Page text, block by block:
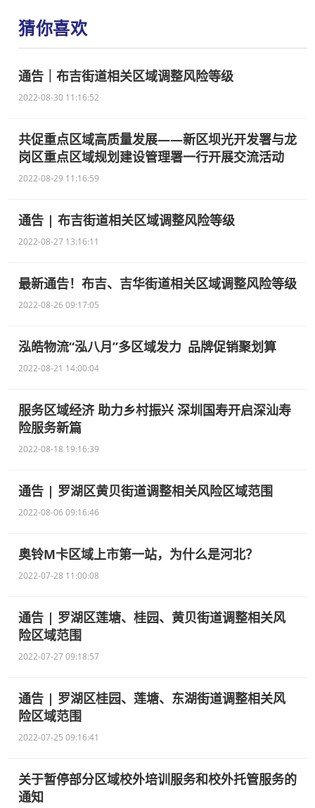
猜你喜欢
通告｜布吉街道相关区域调整风险等级
2022-08-30 11:16:52
共促重点区域高质量发展——新区坝光开发署与龙
岗区重点区域规划建设管理署一行开展交流活动
2022-08-29 11:16:59
通告 | 布吉街道相关区域调整风险等级
2022-08-27 13:16:11
最新通告！布吉、吉华街道相关区域调整风险等级
2022-08-26 09:17:05
泓皓物流“泓八月”多区域发力 品牌促销聚划算
2022-08-21 14:00:04
服务区域经济 助力乡村振兴 深圳国寿开启深汕寿
险服务新篇
2022-08-18 19:16:39
通告 | 罗湖区黄贝街道调整相关风险区域范围
2022-08-06 09:16:46
奥铃M卡区域上市第一站，为什么是河北？
2022-07-28 11:00:08
通告 | 罗湖区莲塘、桂园、黄贝街道调整相关风
险区域范围
2022-07-27 09:18:57
通告 | 罗湖区桂园、莲塘、东湖街道调整相关风
险区域范围
2022-07-25 09:16:41
关于暂停部分区域校外培训服务和校外托管服务的
通知